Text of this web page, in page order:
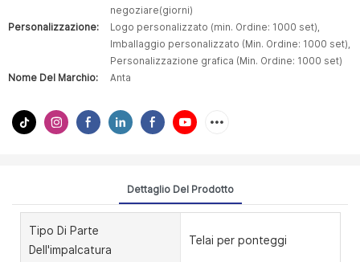
negoziare(giorni)
Personalizzazione:
Logo personalizzato (min. Ordine: 1000 set),
Imballaggio personalizzato (Min. Ordine: 1000 set),
Personalizzazione grafica (Min. Ordine: 1000 set)
Nome Del Marchio:
Anta
Dettaglio Del Prodotto
Tipo Di Parte
Dell'impalcatura
Telai per ponteggi